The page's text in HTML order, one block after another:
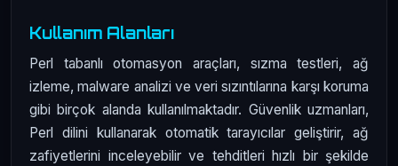
Kullanım Alanları
Perl tabanlı otomasyon araçları, sızma testleri, ağ
izleme, malware analizi ve veri sızıntılarına karşı koruma
gibi birçok alanda kullanılmaktadır. Güvenlik uzmanları,
Perl dilini kullanarak otomatik tarayıcılar geliştirir, ağ
zafiyetlerini inceleyebilir ve tehditleri hızlı bir şekilde